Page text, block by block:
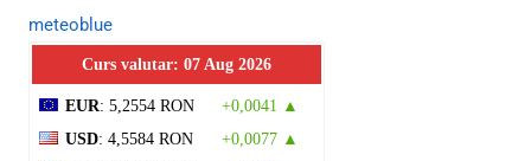
meteoblue
Curs valutar: 07 Aug 2026
EUR: 5,2554 RON
+0,0041 ▲
USD: 4,5584 RON
+0,0077 ▲